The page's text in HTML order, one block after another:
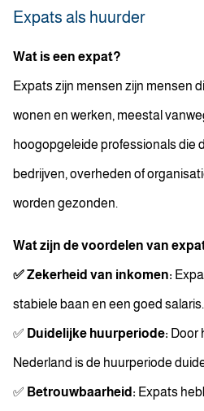
Expats als huurder
Wat is een expat?
Expats zijn mensen zijn mensen
wonen en werken, meestal
hoogopgeleide professionals die
bedrijven, overheden of
worden gezonden.
Wat zijn de voordelen van
✅Zekerheid van inkomen:
stabiele baan en een goed salaris.
✅ Duidelijke huurperiode: Door
Nederland is de huurperiode
✅ Betrouwbaarheid: Expats